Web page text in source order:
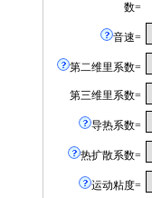
数=
音速=
第二维里系数=
第三维里系数=
导热系数=
热扩散系数=
运动粘度=